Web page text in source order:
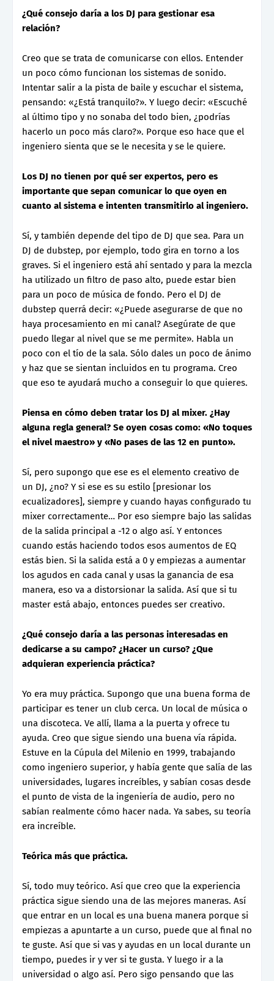
¿Qué consejo daría a los DJ para gestionar esa
relación?
Creo que se trata de comunicarse con ellos. Entender
un poco cómo funcionan los sistemas de sonido.
Intentar salir a la pista de baile y escuchar el sistema,
pensando: «¿Está tranquilo?». Y luego decir: «Escuché
al último tipo y no sonaba del todo bien, ¿podrías
hacerlo un poco más claro?». Porque eso hace que el
ingeniero sienta que se le necesita y se le quiere.
Los DJ no tienen por qué ser expertos, pero es
importante que sepan comunicar lo que oyen en
cuanto al sistema e intenten transmitirlo al ingeniero.
Sí, y también depende del tipo de DJ que sea. Para un
DJ de dubstep, por ejemplo, todo gira en torno a los
graves. Si el ingeniero está ahí sentado y para la mezcla
ha utilizado un filtro de paso alto, puede estar bien
para un poco de música de fondo. Pero el DJ de
dubstep querrá decir: «¿Puede asegurarse de que no
haya procesamiento en mi canal? Asegúrate de que
puedo llegar al nivel que se me permite». Habla un
poco con el tío de la sala. Sólo dales un poco de ánimo
y haz que se sientan incluidos en tu programa. Creo
que eso te ayudará mucho a conseguir lo que quieres.
Piensa en cómo deben tratar los DJ al mixer. ¿Hay
alguna regla general? Se oyen cosas como: «No toques
el nivel maestro» y «No pases de las 12 en punto».
Sí, pero supongo que ese es el elemento creativo de
un DJ, ¿no? Y si ese es su estilo [presionar los
ecualizadores], siempre y cuando hayas configurado tu
mixer correctamente… Por eso siempre bajo las salidas
de la salida principal a -12 o algo así. Y entonces
cuando estás haciendo todos esos aumentos de EQ
estás bien. Si la salida está a 0 y empiezas a aumentar
los agudos en cada canal y usas la ganancia de esa
manera, eso va a distorsionar la salida. Así que si tu
master está abajo, entonces puedes ser creativo.
¿Qué consejo daría a las personas interesadas en
dedicarse a su campo? ¿Hacer un curso? ¿Que
adquieran experiencia práctica?
Yo era muy práctica. Supongo que una buena forma de
participar es tener un club cerca. Un local de música o
una discoteca. Ve allí, llama a la puerta y ofrece tu
ayuda. Creo que sigue siendo una buena vía rápida.
Estuve en la Cúpula del Milenio en 1999, trabajando
como ingeniero superior, y había gente que salía de las
universidades, lugares increíbles, y sabían cosas desde
el punto de vista de la ingeniería de audio, pero no
sabían realmente cómo hacer nada. Ya sabes, su teoría
era increíble.
Teórica más que práctica.
Sí, todo muy teórico. Así que creo que la experiencia
práctica sigue siendo una de las mejores maneras. Así
que entrar en un local es una buena manera porque si
empiezas a apuntarte a un curso, puede que al final no
te guste. Así que si vas y ayudas en un local durante un
tiempo, puedes ir y ver si te gusta. Y luego ir a la
universidad o algo así. Pero sigo pensando que las